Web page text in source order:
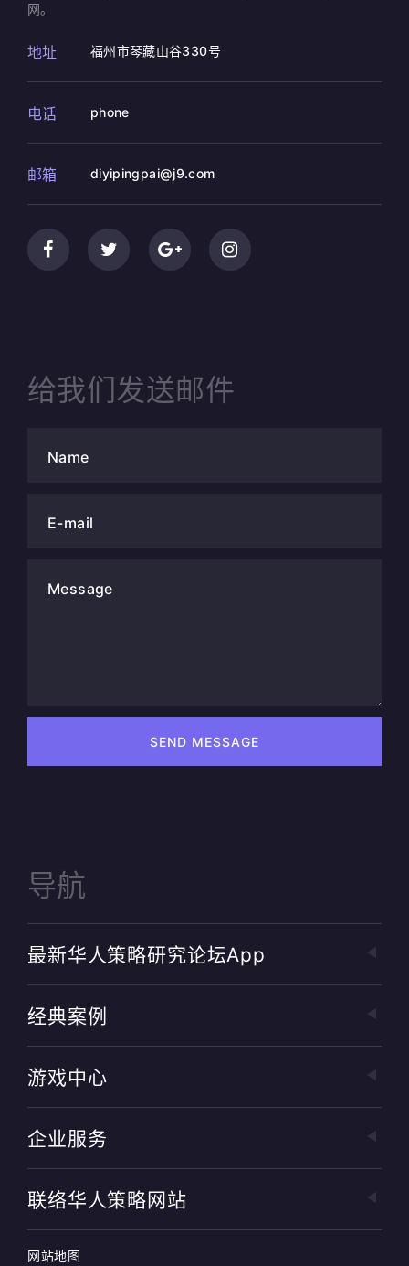
网。
地址 福州市琴藏山谷330号
电话 phone
邮箱 diyipingpai@j9.com
给我们发送邮件
Name
E-mail
Message
SEND MESSAGE
导航
最新华人策略研究论坛app
经典案例
游戏中心
企业服务
联络华人策略网站
网站地图